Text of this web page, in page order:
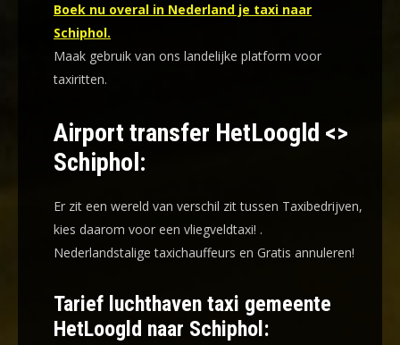
Boek nu overal in Nederland je taxi naar
Schiphol.
Maak gebruik van ons landelijke platform voor
taxiritten.
Airport transfer HetLoogld <>
Schiphol:
Er zit een wereld van verschil zit tussen Taxibedrijven,
kies daarom voor een vliegveldtaxi! .
Nederlandstalige taxichauffeurs en Gratis annuleren!
Tarief luchthaven taxi gemeente
HetLoogld naar Schiphol: